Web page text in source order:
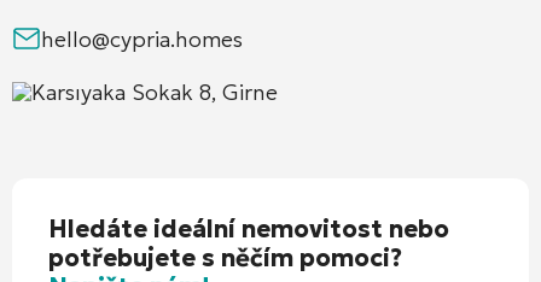
hello@cypria.homes
Karsıyaka Sokak 8, Girne
Hledáte ideální nemovitost nebo
potřebujete s něčím pomoci?